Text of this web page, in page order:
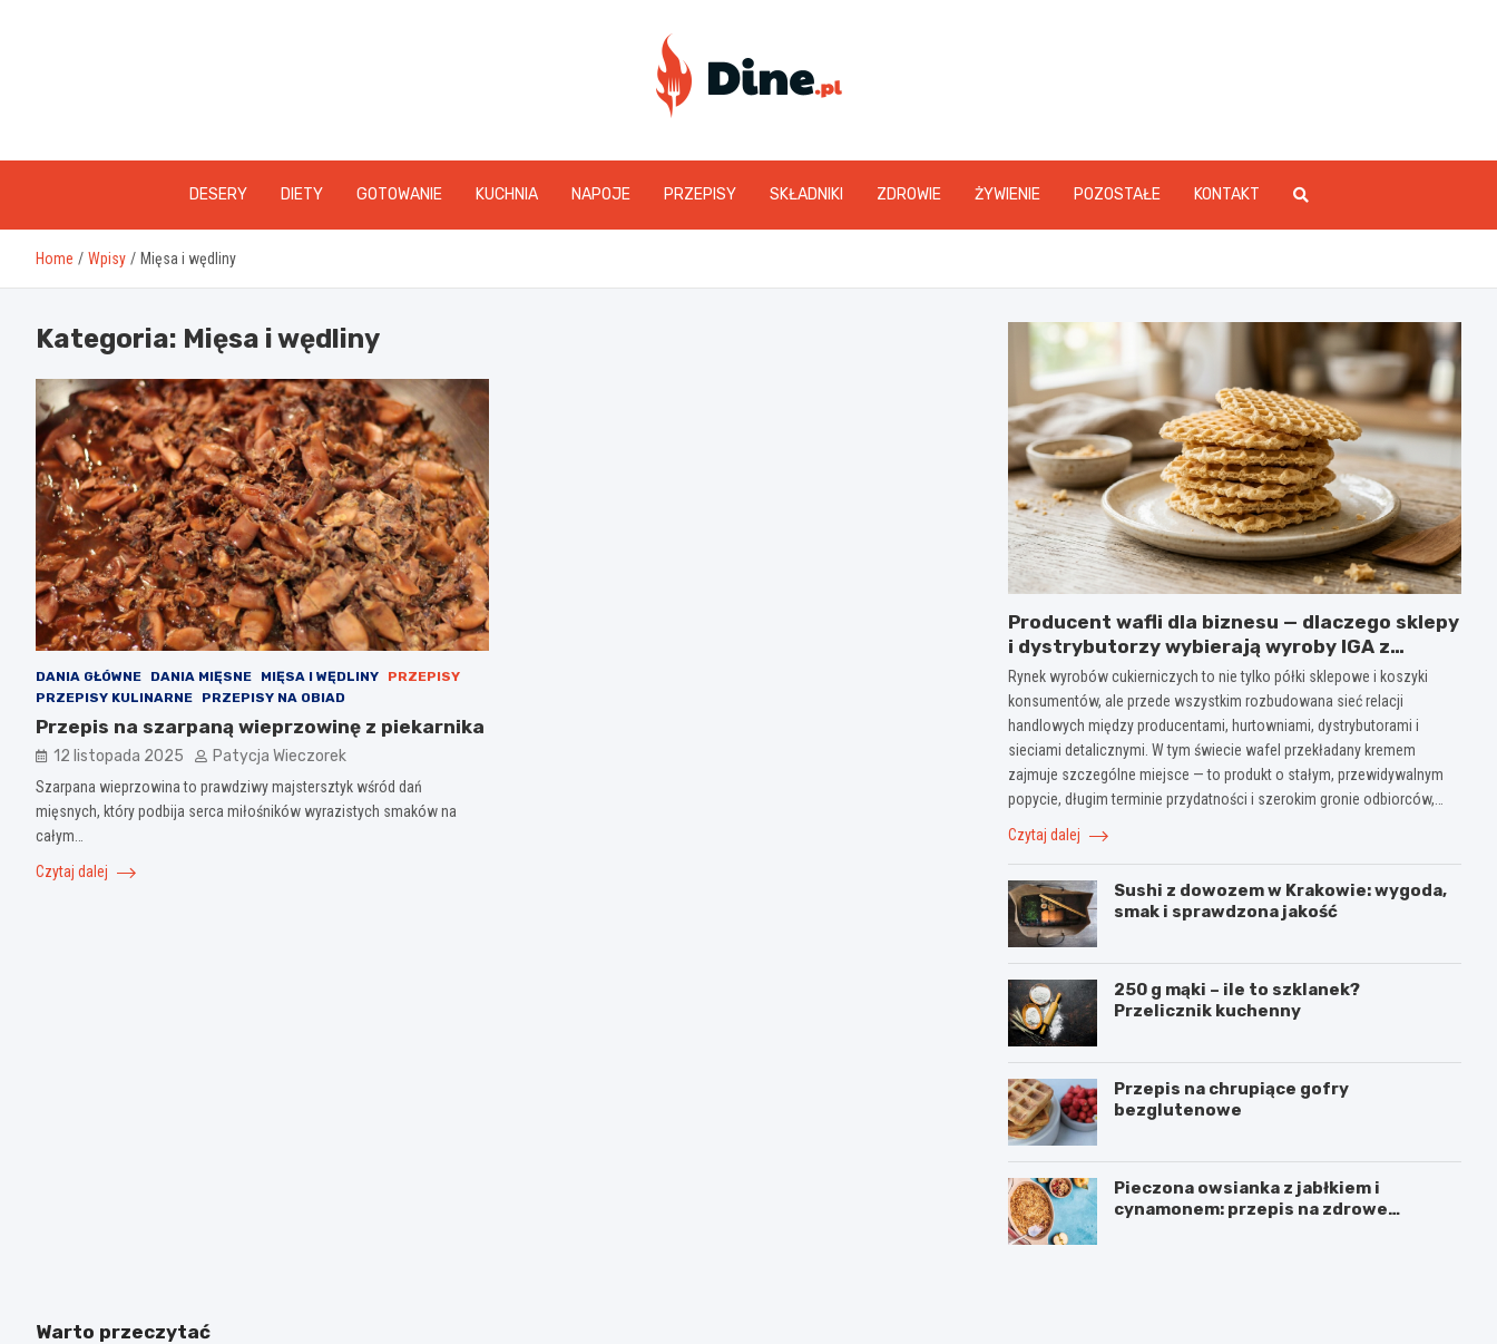
www.dine.pl
DESERY DIETY GOTOWANIE KUCHNIA NAPOJE PRZEPISY SKŁADNIKI ZDROWIE ŻYWIENIE POZOSTAŁE KONTAKT
Home Wpisy Mięsa i wędliny
Kategoria: Mięsa i wędliny
DANIA GŁÓWNE DANIA MIĘSNE MIĘSA I WĘDLINY
PRZEPISY
PRZEPISY KULINARNE
PRZEPISY NA OBIAD
Przepis na szarpaną wieprzowinę z piekarnika
12 listopada 2025 Patycja Wieczorek
Szarpana wieprzowina to prawdziwy majstersztyk wśród dań
mięsnych, który podbija serca miłośników wyrazistych smaków na
całym…
Czytaj dalej
Producent wafli dla biznesu — dlaczego sklepy
i dystrybutorzy wybierają wyroby IGA z
Mogielnicy
Rynek wyrobów cukierniczych to nie tylko półki sklepowe i koszyki
konsumentów, ale przede wszystkim rozbudowana sieć relacji
handlowych między producentami, hurtowniami, dystrybutorami i
sieciami detalicznymi. W tym świecie wafel przekładany kremem
zajmuje szczególne miejsce — to produkt o stałym, przewidywalnym
popycie, długim terminie przydatności i szerokim gronie odbiorców,…
Czytaj dalej
Sushi z dowozem w Krakowie: wygoda,
smak i sprawdzona jakość
250 g mąki – ile to szklanek?
Przelicznik kuchenny
Przepis na chrupiące gofry
bezglutenowe
Pieczona owsianka z jabłkiem i
cynamonem: przepis na zdrowe
Warto przeczytać